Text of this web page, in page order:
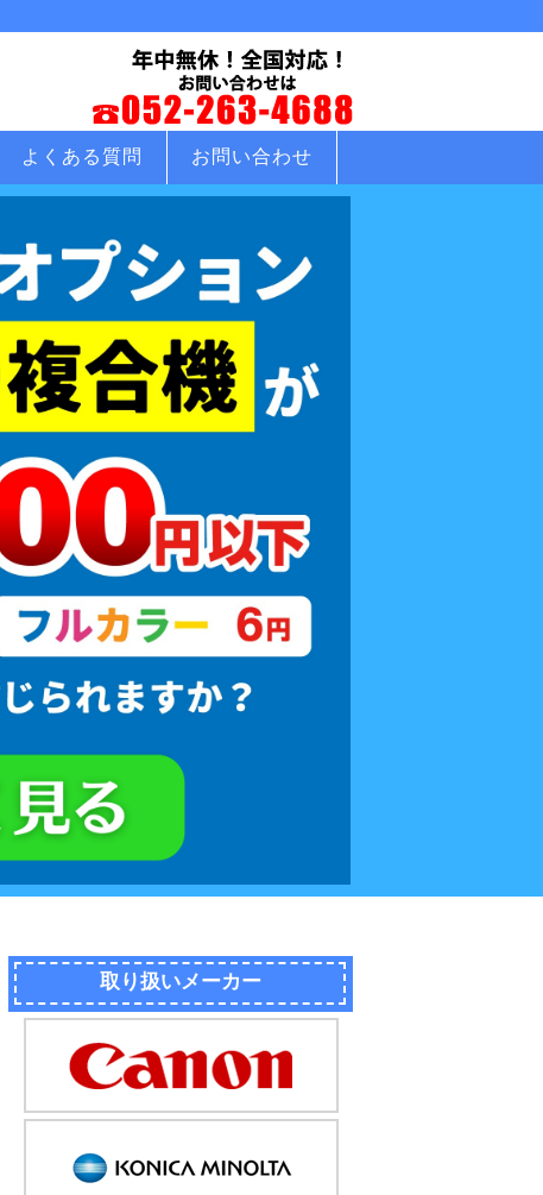
よくある質問 お問い合わせ
取り扱いメーカー